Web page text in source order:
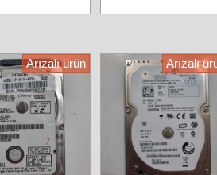
Arızalı ürün Arızalı